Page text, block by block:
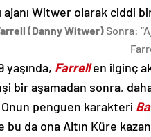
ajanı Witwer olarak ciddi
(Danny Witwer)Sonra:
yaşında, Farrellen ilginç
bir aşamadan sonra,
penguen karakteri
bu da ona Altın Küre